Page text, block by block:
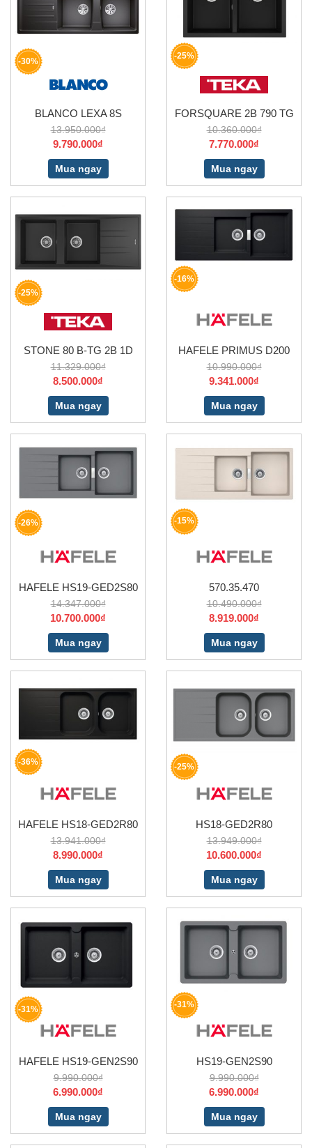
-30%
BLANCO LEXA 8S
13.950.000₫
9.790.000₫
Mua ngay
-25%
FORSQUARE 2B 790 TG
10.360.000₫
7.770.000₫
Mua ngay
-25%
STONE 80 B-TG 2B 1D
11.329.000₫
8.500.000₫
Mua ngay
-16%
HAFELE PRIMUS D200
10.990.000₫
9.341.000₫
Mua ngay
-26%
HAFELE HS19-GED2S80
14.347.000₫
10.700.000₫
Mua ngay
-15%
570.35.470
10.490.000₫
8.919.000₫
Mua ngay
-36%
HAFELE HS18-GED2R80
13.941.000₫
8.990.000₫
Mua ngay
-25%
HS18-GED2R80
13.949.000₫
10.600.000₫
Mua ngay
-31%
HAFELE HS19-GEN2S90
9.990.000₫
6.990.000₫
Mua ngay
-31%
HS19-GEN2S90
9.990.000₫
6.990.000₫
Mua ngay